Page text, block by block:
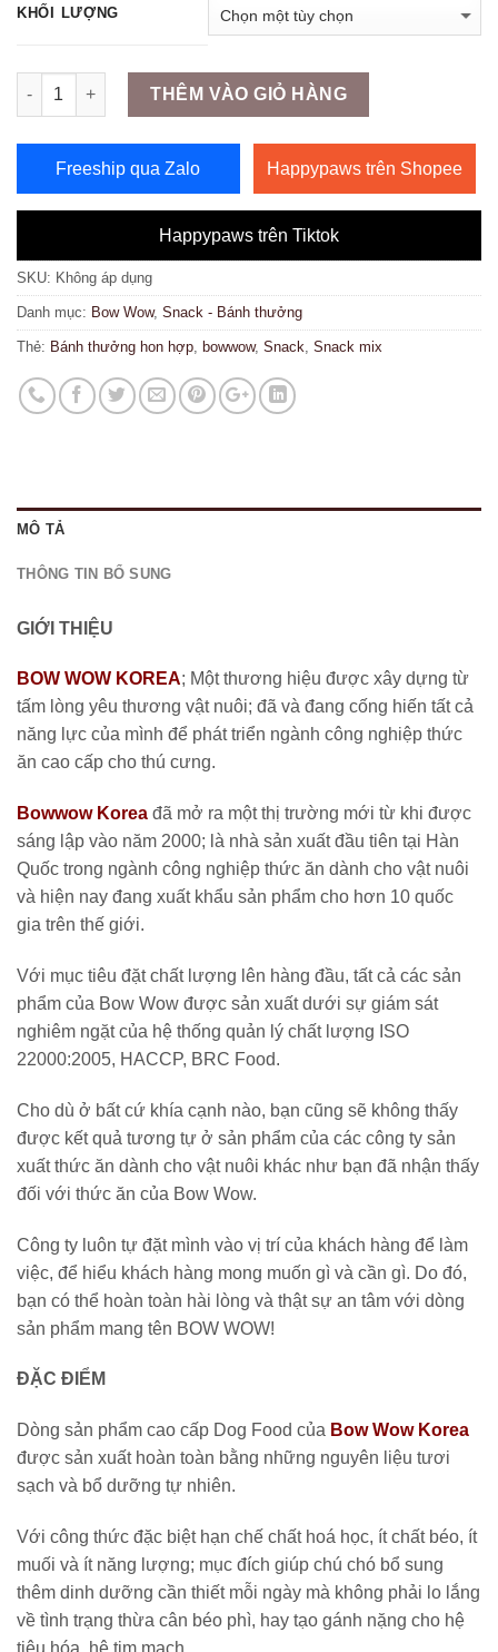
KHỐI LƯỢNG
Số lượng
THÊM VÀO GIỎ HÀNG
Freeship qua Zalo Happypaws trên Shopee
Happypaws trên Tiktok
SKU: Không áp dụng
Danh mục: Bow Wow, Snack - Bánh thưởng
Thẻ: Bánh thưởng hon hợp bowwow, Snack Snack mix
MÔ TẢ
THÔNG TIN BỔ SUNG
GIỚI THIỆU
BOW WOW KOREA; Một thương hiệu được xây dựng từ
tấm lòng yêu thương vật nuôi; đã và đang cống hiến tất cả
năng lực của mình để phát triển ngành công nghiệp thức
ăn cao cấp cho thú cưng.
Bowwow Korea đã mở ra một thị trường mới từ khi được
sáng lập vào năm 2000; là nhà sản xuất đầu tiên tại Hàn
Quốc trong ngành công nghiệp thức ăn dành cho vật nuôi
và hiện nay đang xuất khẩu sản phẩm cho hơn 10 quốc
gia trên thế giới.
Với mục tiêu đặt chất lượng lên hàng đầu, tất cả các sản
phẩm của Bow Wow được sản xuất dưới sự giám sát
nghiêm ngặt của hệ thống quản lý chất lượng ISO
22000:2005, HACCP, BRC Food.
Cho dù ở bất cứ khía cạnh nào, bạn cũng sẽ không thấy
được kết quả tương tự ở sản phẩm của các công ty sản
xuất thức ăn dành cho vật nuôi khác như bạn đã nhận thấy
đối với thức ăn của Bow Wow.
Công ty luôn tự đặt mình vào vị trí của khách hàng để làm
việc, để hiểu khách hàng mong muốn gì và cần gì. Do đó,
bạn có thể hoàn toàn hài lòng và thật sự an tâm với dòng
sản phẩm mang tên BOW WOW!
ĐẶC ĐIỂM
Dòng sản phẩm cao cấp Dog Food của Bow Wow Korea
được sản xuất hoàn toàn bằng những nguyên liệu tươi
sạch và bổ dưỡng tự nhiên.
Với công thức đặc biệt hạn chế chất hoá học, ít chất béo, ít
muối và ít năng lượng; mục đích giúp chú chó bổ sung
thêm dinh dưỡng cần thiết mỗi ngày mà không phải lo lắng
về tình trạng thừa cân béo phì, hay tạo gánh nặng cho hệ
tiêu hóa, hệ tim mạch.